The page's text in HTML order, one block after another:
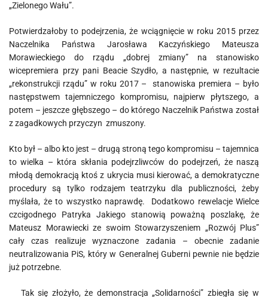
„Zielonego Wału”.
Potwierdzałoby to podejrzenia, że wciągnięcie w roku 2015 przez
Naczelnika Państwa Jarosława Kaczyńskiego Mateusza
Morawieckiego do rządu „dobrej zmiany” na stanowisko
wicepremiera przy pani Beacie Szydło, a następnie, w rezultacie
„rekonstrukcji rządu” w roku 2017 – stanowiska premiera – było
następstwem tajemniczego kompromisu, najpierw płytszego, a
potem – jeszcze głębszego – do którego Naczelnik Państwa został
z zagadkowych przyczyn zmuszony.
Kto był – albo kto jest – drugą stroną tego kompromisu – tajemnica
to wielka – która skłania podejrzliwców do podejrzeń, że naszą
młodą demokracją ktoś z ukrycia musi kierować, a demokratyczne
procedury są tylko rodzajem teatrzyku dla publiczności, żeby
myślała, że to wszystko naprawdę. Dodatkowo rewelacje Wielce
czcigodnego Patryka Jakiego stanowią poważną poszlakę, że
Mateusz Morawiecki ze swoim Stowarzyszeniem „Rozwój Plus”
cały czas realizuje wyznaczone zadania – obecnie zadanie
neutralizowania PiS, który w Generalnej Guberni pewnie nie będzie
już potrzebne.
Tak się złożyło, że demonstracja „Solidarności” zbiegła się w